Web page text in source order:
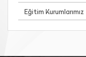
Eğitim Kurumlarımız